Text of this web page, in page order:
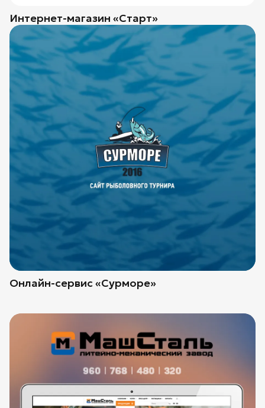
Интернет-магазин «Старт»
Онлайн-сервис «Сурморе»